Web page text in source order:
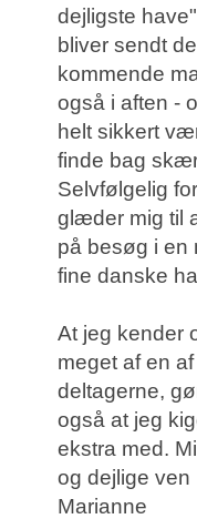
dejligste
bliver sendt de
kommende
også i aften -
helt sikkert
finde bag
Selvfølgelig
glæder mig til
på besøg i en
fine danske
At jeg kender
meget af en af
deltagerne,
også at jeg
ekstra med.
og dejlige ven
Marianne